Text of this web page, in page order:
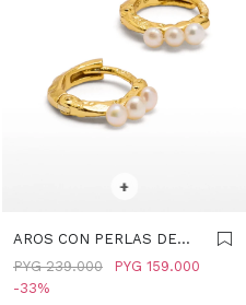
+
AROS CON PERLAS DE
AGUA DULCE - PLATA DE
LEY 925 - DORADO
PYG 159.000
PYG 239.000
33